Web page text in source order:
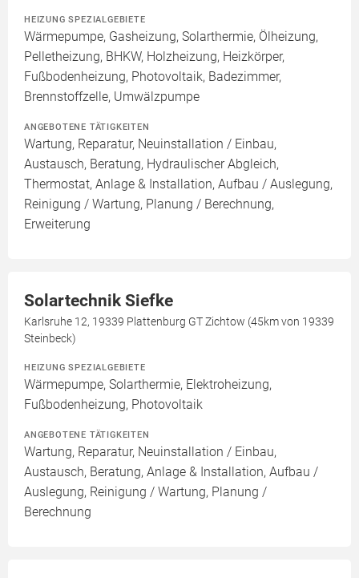
HEIZUNG SPEZIALGEBIETE
Wärmepumpe, Gasheizung, Solarthermie, Ölheizung,
Pelletheizung, BHKW, Holzheizung, Heizkörper,
Fußbodenheizung, Photovoltaik, Badezimmer,
Brennstoffzelle, Umwälzpumpe
ANGEBOTENE TÄTIGKEITEN
Wartung, Reparatur, Neuinstallation / Einbau,
Austausch, Beratung, Hydraulischer Abgleich,
Thermostat, Anlage & Installation, Aufbau / Auslegung,
Reinigung / Wartung, Planung / Berechnung,
Erweiterung
Solartechnik Siefke
Karlsruhe 12, 19339 Plattenburg GT Zichtow (45km von 19339
Steinbeck)
HEIZUNG SPEZIALGEBIETE
Wärmepumpe, Solarthermie, Elektroheizung,
Fußbodenheizung, Photovoltaik
ANGEBOTENE TÄTIGKEITEN
Wartung, Reparatur, Neuinstallation / Einbau,
Austausch, Beratung, Anlage & Installation, Aufbau /
Auslegung, Reinigung / Wartung, Planung /
Berechnung